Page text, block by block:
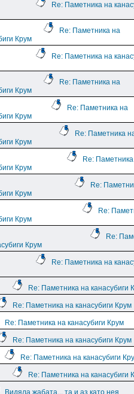
Re: Паметника на
Re: Паметника на
Крум
Re: Паметника на
Re: Паметника на
Крум
Re: Паметника на
Крум
Re: Паметника
Крум
Re:
Крум
Re:
Крум
Re:
Крум
Re:
Крум
Re: Паметника на
Re: Паметника на канасубиги
Re: Паметника на канасубиги Крум
Re: Паметника на канасубиги Крум
Re: Паметника на канасубиги Крум
Re: Паметника на канасубиги
Re: Паметника на канасубиги
Видяла жабата... та и аз като нея